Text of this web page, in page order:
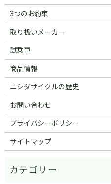
3つのお約束
取り扱いメーカー
試乗車
商品情報
ニシダサイクルの歴史
お問い合わせ
プライバシーポリシー
サイトマップ